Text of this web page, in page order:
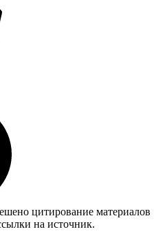
цитирование материалов
на источник.